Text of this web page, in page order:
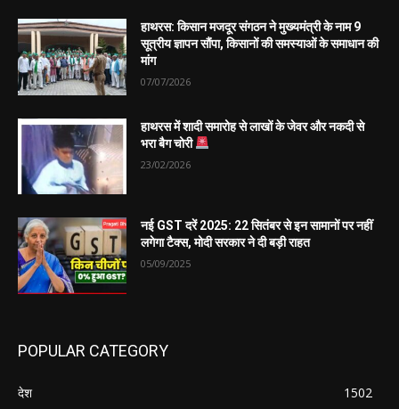
हाथरस: किसान मजदूर संगठन ने मुख्यमंत्री के नाम 9
सूत्रीय ज्ञापन सौंपा, किसानों की समस्याओं के समाधान की
मांग
07/07/2026
हाथरस में शादी समारोह से लाखों के जेवर और नकदी से
भरा बैग चोरी
23/02/2026
नई GST दरें 2025: 22 सितंबर से इन सामानों पर नहीं
लगेगा टैक्स, मोदी सरकार ने दी बड़ी राहत
05/09/2025
POPULAR CATEGORY
देश
1502